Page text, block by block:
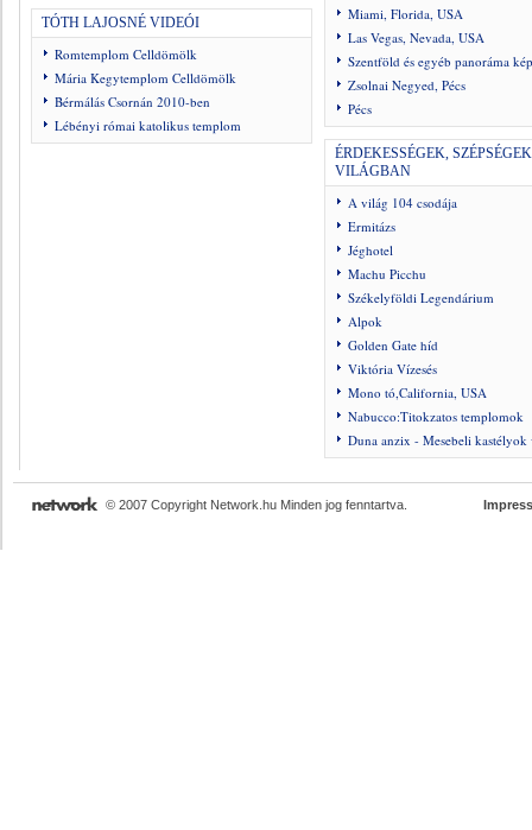
TÓTH LAJOSNÉ VIDEÓI
Romtemplom Celldömölk
Mária Kegytemplom Celldömölk
Bérmálás Csornán 2010-ben
Lébényi római katolikus templom
Miami, Florida, USA
Las Vegas, Nevada, USA
Szentföld és egyéb panoráma
Zsolnai Negyed, Pécs
Pécs
ÉRDEKESSÉGEK,
VILÁGBAN
A világ 104 csodája
Ermitázs
Jéghotel
Machu Picchu
Székelyföldi Legendárium
Alpok
Golden Gate híd
Viktória Vízesés
Mono tó,California, USA
Nabucco:Titokzatos templomok
Duna anzix - Mesebeli kastélyok
© 2007 Copyright Network.hu Minden jog fenntartva.